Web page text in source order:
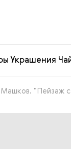
Украшения
Машков. "Пейзаж